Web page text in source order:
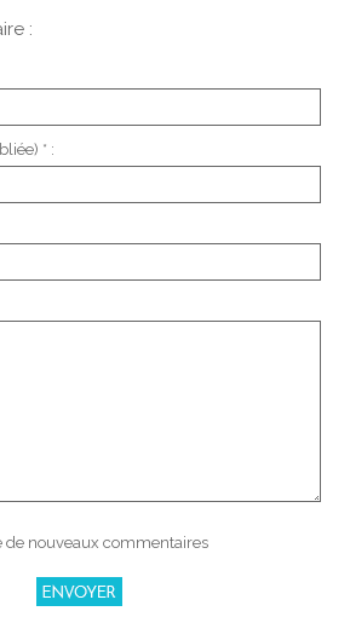
:
* :
de nouveaux commentaires